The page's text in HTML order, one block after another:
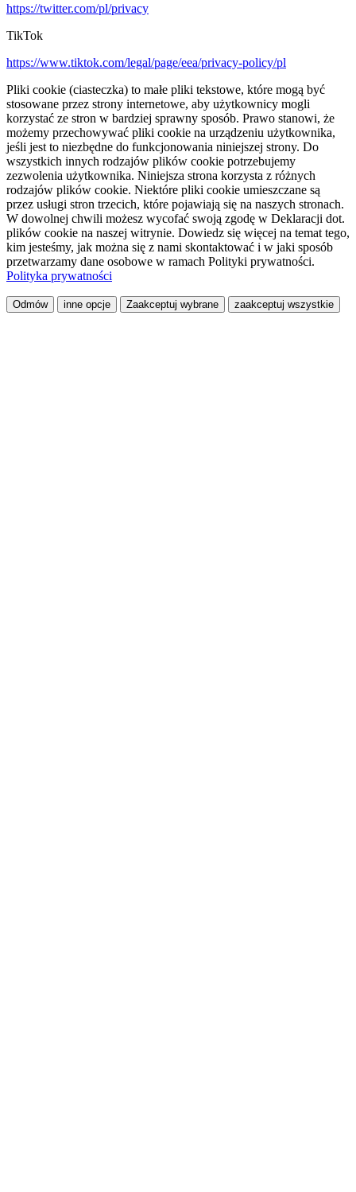
https://twitter.com/pl/privacy
TikTok
https://www.tiktok.com/legal/page/eea/privacy-policy/pl
Pliki cookie (ciasteczka) to małe pliki tekstowe, które mogą być
stosowane przez strony internetowe, aby użytkownicy mogli
korzystać ze stron w bardziej sprawny sposób. Prawo stanowi, że
możemy przechowywać pliki cookie na urządzeniu użytkownika,
jeśli jest to niezbędne do funkcjonowania niniejszej strony. Do
wszystkich innych rodzajów plików cookie potrzebujemy
zezwolenia użytkownika. Niniejsza strona korzysta z różnych
rodzajów plików cookie. Niektóre pliki cookie umieszczane są
przez usługi stron trzecich, które pojawiają się na naszych stronach.
W dowolnej chwili możesz wycofać swoją zgodę w Deklaracji dot.
plików cookie na naszej witrynie. Dowiedz się więcej na temat tego,
kim jesteśmy, jak można się z nami skontaktować i w jaki sposób
przetwarzamy dane osobowe w ramach Polityki prywatności.
Polityka prywatności
Odmów inne opcje Zaakceptuj wybrane zaakceptuj wszystkie